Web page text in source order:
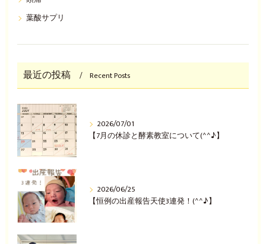
葉酸サプリ
最近の投稿 Recent Posts
2026/07/01
【7月の休診と酵素教室について(^^♪】
2026/06/25
【恒例の出産報告天使3連発！(^^♪】